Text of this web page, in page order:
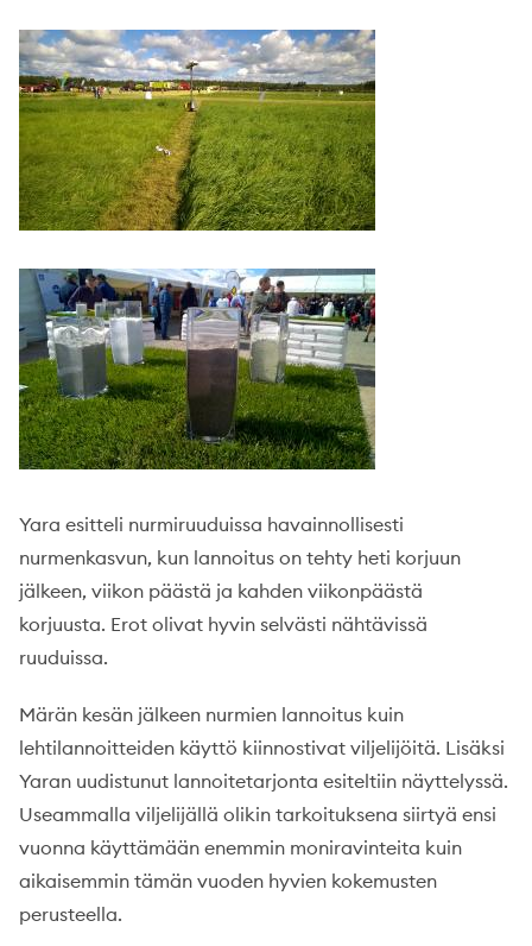
Yara esitteli nurmiruuduissa havainnollisesti
nurmenkasvun, kun lannoitus on tehty heti korjuun
jälkeen, viikon päästä ja kahden viikonpäästä
korjuusta. Erot olivat hyvin selvästi nähtävissä
ruuduissa.
Märän kesän jälkeen nurmien lannoitus kuin
lehtilannoitteiden käyttö kiinnostivat viljelijöitä. Lisäksi
Yaran uudistunut lannoitetarjonta esiteltiin näyttelyssä.
Useammalla viljelijällä olikin tarkoituksena siirtyä ensi
vuonna käyttämään enemmin moniravinteita kuin
aikaisemmin tämän vuoden hyvien kokemusten
perusteella.